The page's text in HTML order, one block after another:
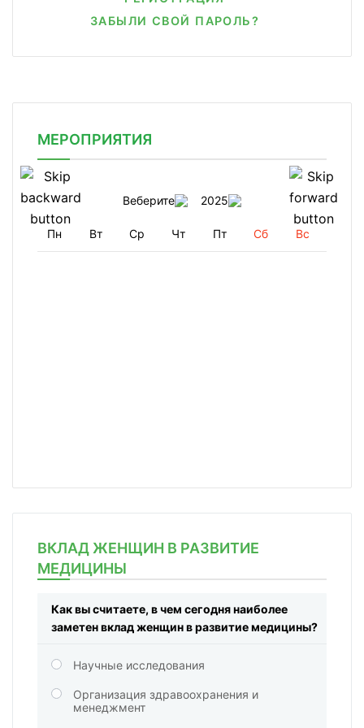
ЗАБЫЛИ СВОЙ ПАРОЛЬ?
МЕРОПРИЯТИЯ
Веберите 2025
Пн Вт Ср Чт Пт Сб Вс
ВКЛАД ЖЕНЩИН В РАЗВИТИЕ
МЕДИЦИНЫ
Как вы считаете, в чем сегодня наиболее
заметен вклад женщин в развитие медицины?
Научные исследования
Организация здравоохранения и
менеджмент